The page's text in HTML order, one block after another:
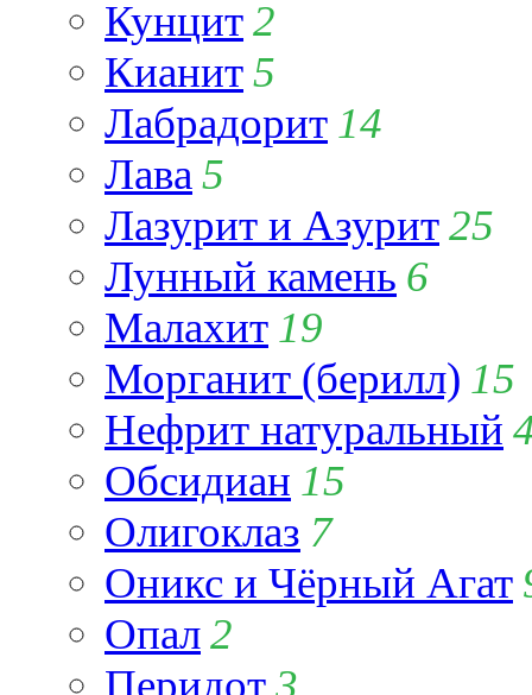
Кунцит2
Кианит5
Лабрадорит 14
Лава 5
Лазурит и Азурит25
Лунный камень 6
Малахит 19
Морганит (берилл) 15
Нефрит натуральный
Обсидиан 15
Олигоклаз 7
Оникс и Чёрный Агат
Опал2
Перидот3